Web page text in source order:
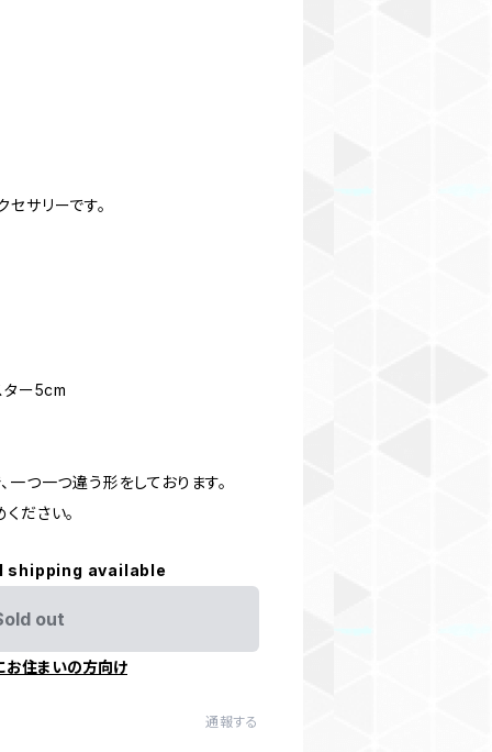
サリーです。
ー5cm
一つ一つ違う形をしております。
ださい。
shipping available
out
お住まいの方向け
通報する